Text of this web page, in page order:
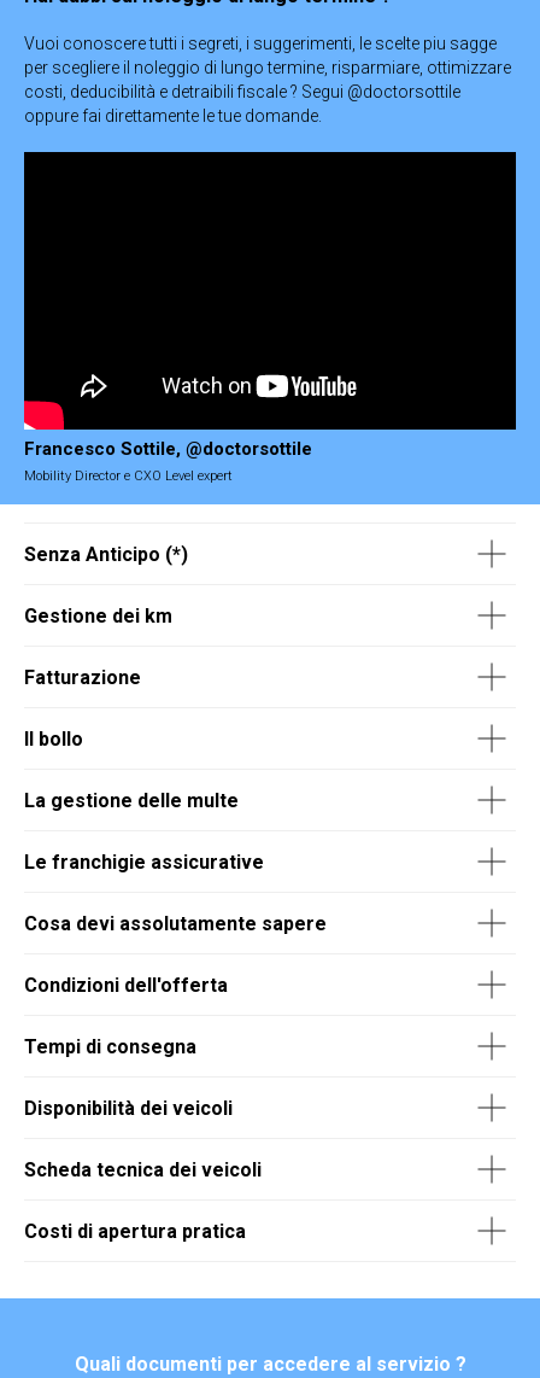
Vuoi conoscere tutti i segreti, i suggerimenti, le scelte piu sagge
per scegliere il noleggio di lungo termine, risparmiare, ottimizzare
costi, deducibilità e detraibili fiscale ? Segui @doctorsottile
oppure fai direttamente le tue domande.
Francesco Sottile, @doctorsottile
Mobility Director e CXO Level expert
Senza Anticipo (*)
Gestione dei km
Fatturazione
Il bollo
La gestione delle multe
Le franchigie assicurative
Cosa devi assolutamente sapere
Condizioni dell'offerta
Tempi di consegna
Disponibilità dei veicoli
Scheda tecnica dei veicoli
Costi di apertura pratica
Quali documenti per accedere al servizio ?